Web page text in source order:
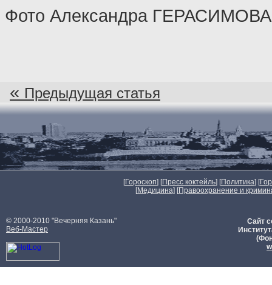
Фото Александра
« Предыдущая статья
[Гороскоп] [Пресс коктейль] [Политика] [
[Медицина] [Правоохранение и
© 2000-2010 "Вечерняя Казань"
Веб-Мастер
Сайт